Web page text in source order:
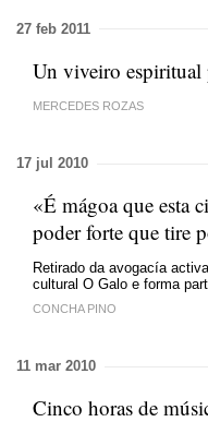
27 feb 2011
Un viveiro espiritual
MERCEDES ROZAS
17 jul 2010
«É mágoa que esta
poder forte que tire
Retirado da avogacía
cultural O Galo e forma
CONCHA PINO
11 mar 2010
Cinco horas de